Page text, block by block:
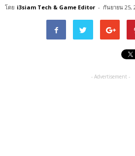
โดย i3siam Tech & Game Editor - กันยายน 25,
- Advertisement -